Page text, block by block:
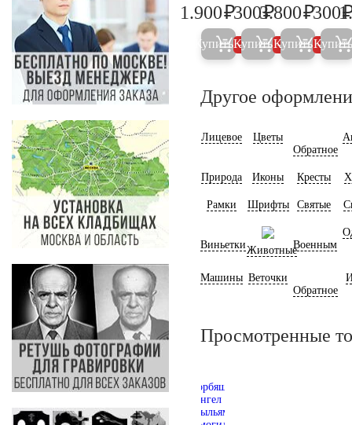
2.000
1.900₽
Купить 5%
300
300₽
Купить 5%
4.000
3.800₽
Купить 5%
300
Купить
Другое
Лицевое
Цветы
Обратное
Природа Иконы Кресты
Рамки Шрифты Святые
ВиньеткиЖивотныеВоенным
Машины Веточки
Обратное
Просмотренные